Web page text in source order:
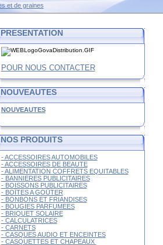
PRESENTATION
POUR NOUS CONTACTER
NOUVEAUTES
NOUVEAUTES
NOS PRODUITS
- ACCESSOIRES AUTOMOBILES
- ACCESSOIRES DE BEAUTE
- ALIMENTATION COFFRETS EQUITABLES
- BANNIERES PUBLICITAIRES
- BOISSONS PUBLICITAIRES
- BOÎTES A GOÛTER
- BONBONS ET FRIANDISES
- BOUGIES PARFUMEES
- BRIQUET SOLAIRE
- CALCULATRICES
- CARNETS
- CASQUES AUDIO ET ENCEINTES
- CASQUETTES ET CHAPEAUX